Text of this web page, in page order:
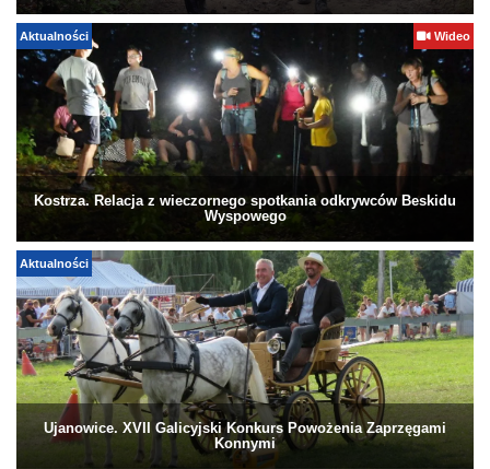
Aktualności Wideo
Kostrza. Relacja z wieczornego spotkania odkrywców Beskidu
Wyspowego
Aktualności
Ujanowice. XVII Galicyjski Konkurs Powożenia Zaprzęgami
Konnymi